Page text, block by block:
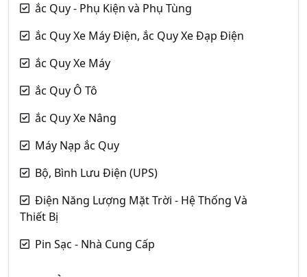
ắc Quy - Phụ Kiện và Phụ Tùng
ắc Quy Xe Máy Điện, ắc Quy Xe Đạp Điện
ắc Quy Xe Máy
ắc Quy Ô Tô
ắc Quy Xe Nâng
Máy Nạp ắc Quy
Bộ, Bình Lưu Điện (UPS)
Điện Năng Lượng Mặt Trời - Hệ Thống Và
Thiết Bị
Pin Sạc - Nhà Cung Cấp